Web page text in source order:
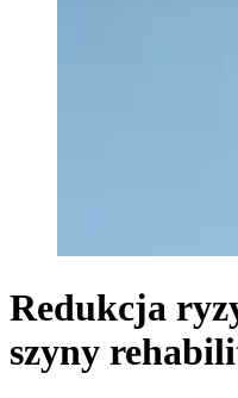
Redukcja
szyny